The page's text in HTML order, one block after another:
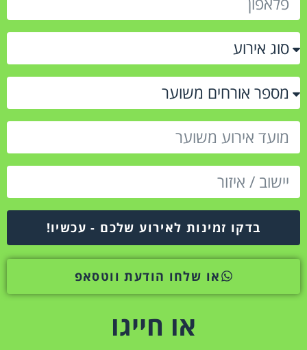
בדקו זמינות לאירוע שלכם - עכשיו!
או שלחו הודעת ווטסאפ
או חייגו